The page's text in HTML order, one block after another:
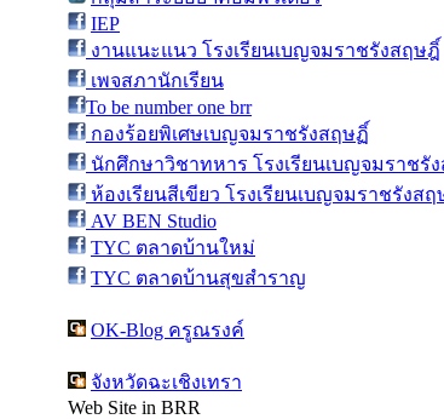
IEP
งานแนะแนว โรงเรียนเบญจมราชรังสฤษฎิ์
เพจสภานักเรียน
To be number one brr
กองร้อยพิเศษเบญจมราชรังสฤษฏิ์
นักศึกษาวิชาทหาร โรงเรียนเบญจมราชรั
ห้องเรียนสีเขียว โรงเรียนเบญจมราชรังสฤ
AV BEN Studio
TYC ตลาดบ้านใหม่
TYC ตลาดบ้านสุขสำราญ
OK-Blog ครูณรงค์
จังหวัดฉะเชิงเทรา
Web Site in BRR